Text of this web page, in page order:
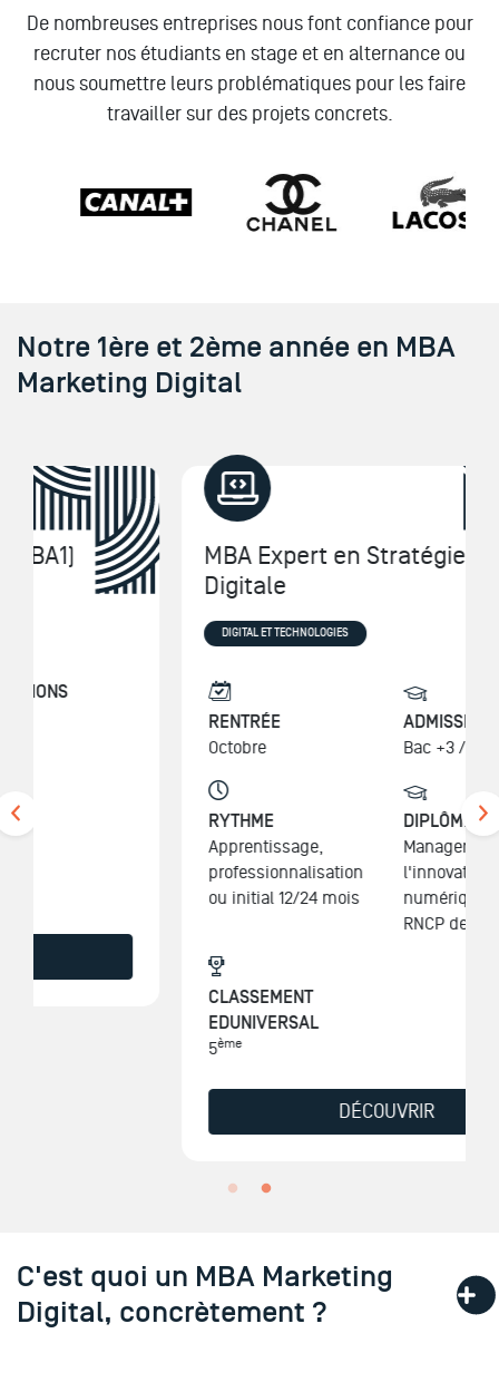
De nombreuses entreprises nous font confiance pour
recruter nos étudiants en stage et en alternance ou
nous soumettre leurs problématiques pour les faire
travailler sur des projets concrets.
Notre 1ère et 2ème année en MBA
Marketing Digital
MBA Expert en Stratégie
Digitale
DIGITAL ET TECHNOLOGIES
ADMISSIONS
professionnalisation
ou initial 12/24 mois
DIPLÔME
Manager de
l'innovation
numérique titre
C'est quoi un MBA Marketing
Digital, concrètement ?